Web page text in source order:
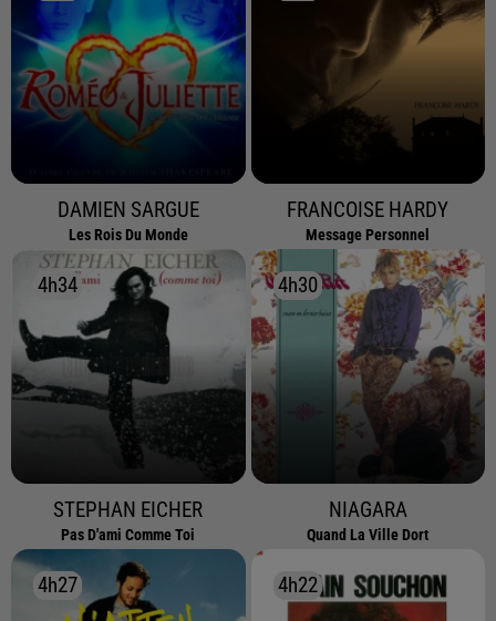
DAMIEN SARGUE
Les Rois Du Monde
FRANCOISE HARDY
Message Personnel
4h34
4h34
STEPHAN EICHER
Pas D'ami Comme Toi
4h30
4h30
NIAGARA
Quand La Ville Dort
4h27
4h27 4h22
4h22